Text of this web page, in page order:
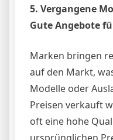
5. Vergangene
Gute Angebote
Marken bringen
auf den Markt,
Modelle oder
Preisen verkauft
oft eine hohe